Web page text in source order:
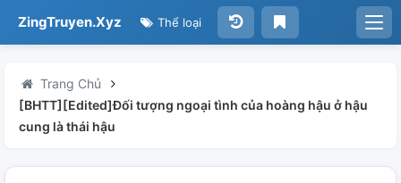
ZingTruyen.Xyz Thể loại
Trang Chủ
[BHTT][Edited]Đối tượng ngoại tình của hoàng hậu ở hậu
cung là thái hậu